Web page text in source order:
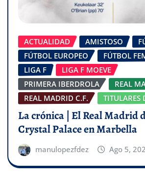
ACTUALIDAD AMISTOSO
FÚTBOL EUROPEO
FÚTBOL
LIGA F
LIGA F MOEVE
PRIMERA IBERDROLA
REAL
REAL MADRID C.F.
TITULARES
La crónica | El Real Madrid
Crystal Palace en Marbella
manulopezfdez Ago 5,